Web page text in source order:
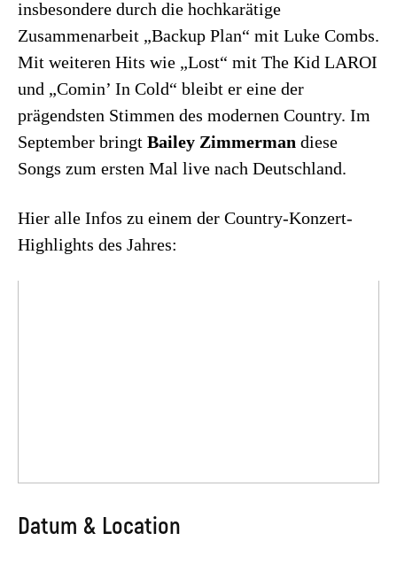
insbesondere durch die hochkarätige
Zusammenarbeit „Backup Plan“ mit Luke Combs.
Mit weiteren Hits wie „Lost“ mit The Kid LAROI
und „Comin’ In Cold“ bleibt er eine der
prägendsten Stimmen des modernen Country. Im
September bringt Bailey Zimmerman diese
Songs zum ersten Mal live nach Deutschland.
Hier alle Infos zu einem der Country-Konzert-
Highlights des Jahres:
Datum & Location